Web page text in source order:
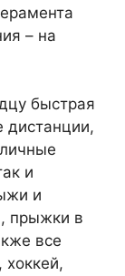
– на
быстрая
дистанции,
и
и
прыжки в
все